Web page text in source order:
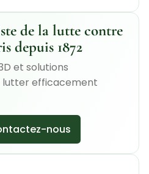
de la lutte contre
depuis 1872
et solutions
lutter efficacement
nous